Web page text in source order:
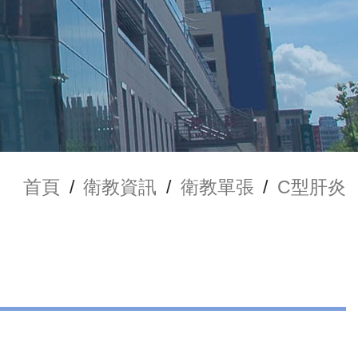
首頁 / 衛教資訊 / 衛教單張 / C型肝炎